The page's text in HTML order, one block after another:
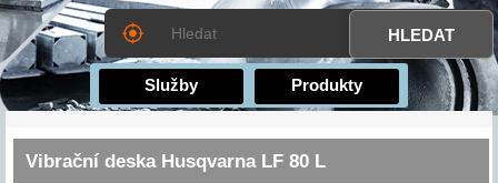
Služby Produkty
Vibrační deska Husqvarna LF 80 L